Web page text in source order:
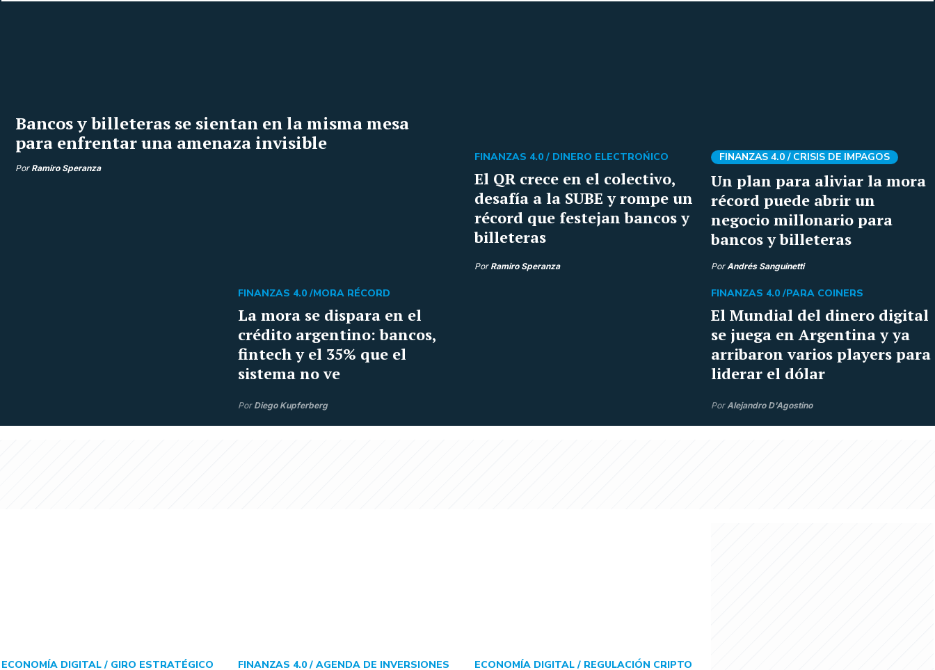
Bancos y billeteras se sientan en la misma mesa
para enfrentar una amenaza invisible
Por Ramiro Speranza
El QR crece en el colectivo,
desafía a la SUBE y rompe un
récord que festejan bancos y
billeteras
FINANZAS 4.0 / DINERO ELECTROŃICO
Por Ramiro Speranza
Un plan para aliviar la mora
récord puede abrir un
negocio millonario para
bancos y billeteras
FINANZAS 4.0 / CRISIS DE IMPAGOS
PorAndrés Sanguinetti
La mora se dispara en el
crédito argentino: bancos,
fintech y el 35% que el
sistema no ve
FINANZAS 4.0 /MORA RÉCORD
Por Diego Kupferberg
El Mundial del dinero digital
se juega en Argentina y ya
arribaron varios players para
liderar el dólar
FINANZAS 4.0 /PARA COINERS
PorAlejandro D'Agostino
ECONOMÍA DIGITAL / GIRO ESTRATÉGICO FINANZAS 4.0 / AGENDA DE INVERSIONES ECONOMÍA DIGITAL / REGULACIÓN CRIPTO